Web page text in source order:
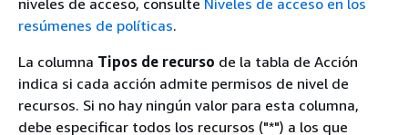
resúmenes de políticas.
La columna Tipos de recurso de la tabla de Acción
indica si cada acción admite permisos de nivel de
recursos. Si no hay ningún valor para esta columna,
debe especificar todos los recursos ("*") a los que